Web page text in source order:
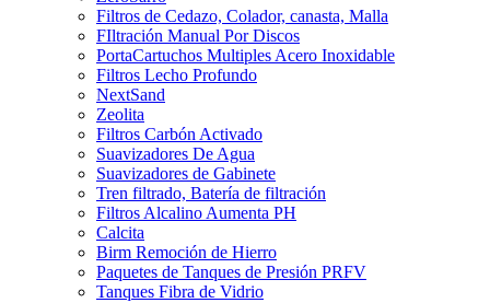
Filtros de Cedazo, Colador, canasta, Malla
FIltración Manual Por Discos
PortaCartuchos Multiples Acero Inoxidable
Filtros Lecho Profundo
NextSand
Zeolita
Filtros Carbón Activado
Suavizadores De Agua
Suavizadores de Gabinete
Tren filtrado, Batería de filtración
Filtros Alcalino Aumenta PH
Calcita
Birm Remoción de Hierro
Paquetes de Tanques de Presión PRFV
Tanques Fibra de Vidrio